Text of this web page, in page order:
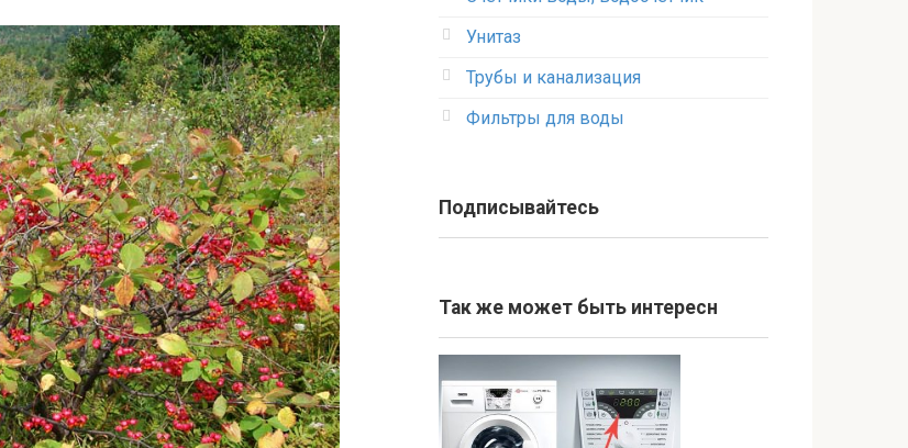
Унитаз
Трубы и канализация
Фильтры для воды
Подписывайтесь
Так же может быть интересн